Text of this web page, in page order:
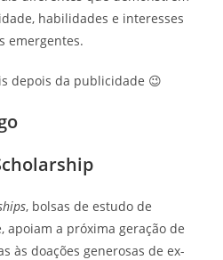
habilidades e interesses
emergentes.
depois da publicidade 😉
, bolsas de estudo de
apoiam a próxima geração de
às doações generosas de ex-